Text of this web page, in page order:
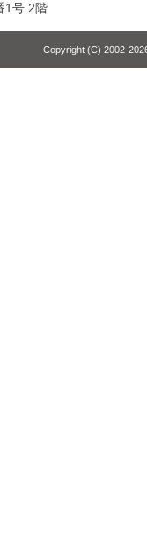
1号 2階
Copyright (C) 2002-